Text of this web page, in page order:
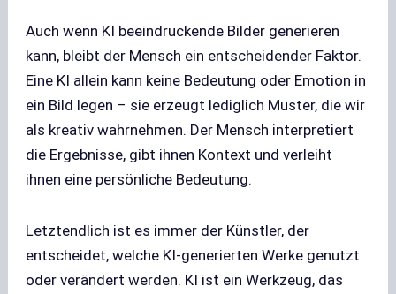
Auch wenn KI beeindruckende Bilder generieren
kann, bleibt der Mensch ein entscheidender Faktor.
Eine KI allein kann keine Bedeutung oder Emotion in
ein Bild legen – sie erzeugt lediglich Muster, die wir
als kreativ wahrnehmen. Der Mensch interpretiert
die Ergebnisse, gibt ihnen Kontext und verleiht
ihnen eine persönliche Bedeutung.
Letztendlich ist es immer der Künstler, der
entscheidet, welche KI-generierten Werke genutzt
oder verändert werden. KI ist ein Werkzeug, das